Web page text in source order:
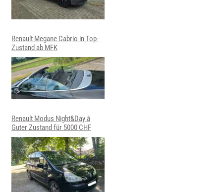
Renault Megane Cabrio in Top-
Zustand ab MFK
Renault Modus Night&Day â
Guter Zustand für 5000 CHF